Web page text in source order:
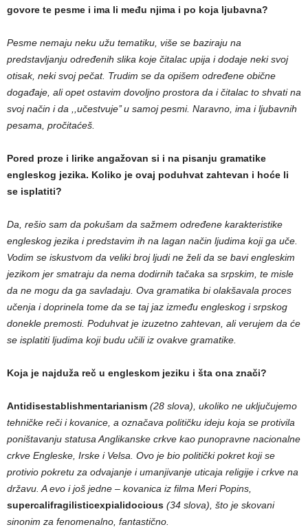
govore te pesme i ima li među njima i po koja ljubavna?
Pesme nemaju neku užu tematiku, više se baziraju na
predstavljanju određenih slika koje čitalac upija i dodaje neki svoj
otisak, neki svoj pečat. Trudim se da opišem određene obične
događaje, ali opet ostavim dovoljno prostora da i čitalac to shvati na
svoj način i da ,,učestvuje’’ u samoj pesmi. Naravno, ima i ljubavnih
pesama, pročitaćeš.
Pored proze i lirike angažovan si i na pisanju gramatike
engleskog jezika. Koliko je ovaj poduhvat zahtevan i hoće li
se isplatiti?
Da, rešio sam da pokušam da sažmem određene karakteristike
engleskog jezika i predstavim ih na lagan način ljudima koji ga uče.
Vodim se iskustvom da veliki broj ljudi ne želi da se bavi engleskim
jezikom jer smatraju da nema dodirnih tačaka sa srpskim, te misle
da ne mogu da ga savladaju. Ova gramatika bi olakšavala proces
učenja i doprinela tome da se taj jaz između engleskog i srpskog
donekle premosti. Poduhvat je izuzetno zahtevan, ali verujem da će
se isplatiti ljudima koji budu učili iz ovakve gramatike.
Koja je najduža reč u engleskom jeziku i šta ona znači?
Antidisestablishmentarianism (28 slova), ukoliko ne uključujemo
tehničke reči i kovanice, a označava političku ideju koja se protivila
poništavanju statusa Anglikanske crkve kao punopravne nacionalne
crkve Engleske, Irske i Velsa. Ovo je bio politički pokret koji se
protivio pokretu za odvajanje i umanjivanje uticaja religije i crkve na
državu. A evo i još jedne – kovanica iz filma Meri Popins,
supercalifragilisticexpialidocious (34 slova), što je skovani
sinonim za fenomenalno, fantastično.